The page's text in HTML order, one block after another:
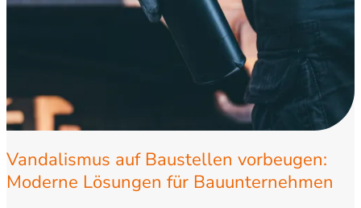
Vandalismus auf Baustellen vorbeugen:
Moderne Lösungen für Bauunternehmen